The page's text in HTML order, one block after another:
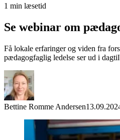
1 min læsetid
Se webinar om
Få lokale erfaringer og viden fra
pædagogfaglig ledelse ser ud i
Bettine Romme Andersen